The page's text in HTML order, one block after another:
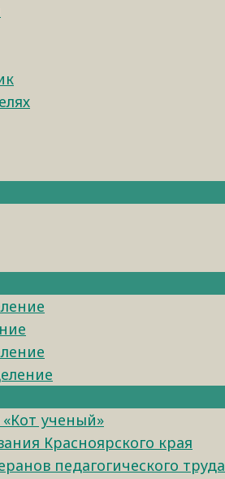
«Кот ученый»
Красноярского края
педагогического